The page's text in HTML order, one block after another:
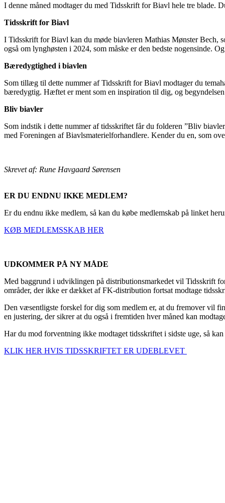
I denne måned modtager du med Tidsskrift for Biavl hele tre blade.
Tidsskrift for Biavl
I Tidsskrift for Biavl kan du møde biavleren Mathias Mønster Bech,
også om lynghøsten i 2024, som måske er den bedste nogensinde.
Bæredygtighed i biavlen
Som tillæg til dette nummer af Tidsskrift for Biavl modtager du
bæredygtig. Hæftet er ment som en inspiration til dig, og
Bliv biavler
Som indstik i dette nummer af tidsskriftet får du folderen ”Bliv
med Foreningen af Biavlsmaterielforhandlere. Kender du en, som
Skrevet af: Rune Havgaard Sørensen
ER DU ENDNU IKKE MEDLEM?
Er du endnu ikke medlem, så kan du købe medlemskab på linket
KØB MEDLEMSSKAB HER
UDKOMMER PÅ NY MÅDE
Med baggrund i udviklingen på distributionsmarkedet vil Tidsskrift
områder, der ikke er dækket af FK-distribution fortsat modtage
Den væsentligste forskel for dig som medlem er, at du fremover vil
en justering, der sikrer at du også i fremtiden hver måned kan
Har du mod forventning ikke modtaget tidsskriftet i sidste uge, så
KLIK HER HVIS TIDSSKRIFTET ER UDEBLEVET